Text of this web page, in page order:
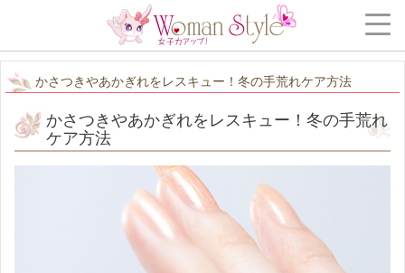
かさつきやあかぎれをレスキュー！冬の手荒れケア方法
かさつきやあかぎれをレスキュー！冬の手荒れ
ケア方法